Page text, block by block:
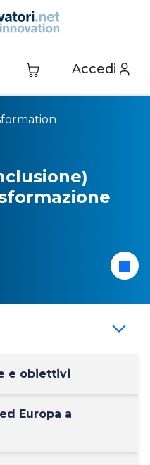
Accedi
e obiettivi
Europa a